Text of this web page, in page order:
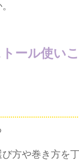
トール使い
方や巻き方を